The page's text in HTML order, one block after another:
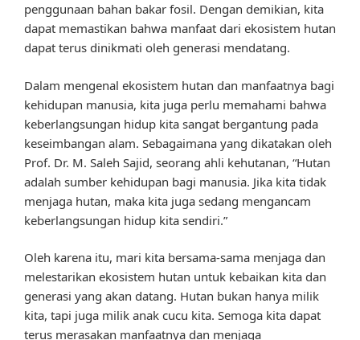
penggunaan bahan bakar fosil. Dengan demikian, kita
dapat memastikan bahwa manfaat dari ekosistem hutan
dapat terus dinikmati oleh generasi mendatang.
Dalam mengenal ekosistem hutan dan manfaatnya bagi
kehidupan manusia, kita juga perlu memahami bahwa
keberlangsungan hidup kita sangat bergantung pada
keseimbangan alam. Sebagaimana yang dikatakan oleh
Prof. Dr. M. Saleh Sajid, seorang ahli kehutanan, “Hutan
adalah sumber kehidupan bagi manusia. Jika kita tidak
menjaga hutan, maka kita juga sedang mengancam
keberlangsungan hidup kita sendiri.”
Oleh karena itu, mari kita bersama-sama menjaga dan
melestarikan ekosistem hutan untuk kebaikan kita dan
generasi yang akan datang. Hutan bukan hanya milik
kita, tapi juga milik anak cucu kita. Semoga kita dapat
terus merasakan manfaatnya dan menjaga